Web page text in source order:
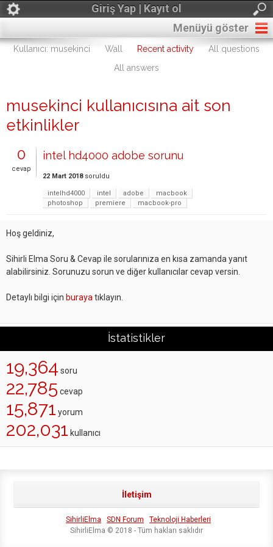
Giriş Yap | Kayıt ol
Menüyü göster
Kullanıcı: musekinci Wall Recent activity
All questions
All answers
musekinci kullanıcısına ait son
etkinlikler
0
cevap
intel hd4000 adobe sorunu
22 Mart 2018 soruldu
intelhd4000 intel adobe
macbook
photoshop
premiere macbook-pro
Hoş geldiniz,
Sihirli Elma Soru & Cevap ile sorularınıza en kısa zamanda yanıt
alabilirsiniz. Sorunuzu sorun ve diğer kullanıcılar cevap versin.
Detaylı bilgi için buraya tıklayın.
İstatistikler
19,364 soru
22,785 cevap
15,871 yorum
202,031 kullanıcı
İletişim
SihirliElma SDN Forum
Teknoloji Haberleri
SihirliElma © 2018 - Tüm hakları saklıdır